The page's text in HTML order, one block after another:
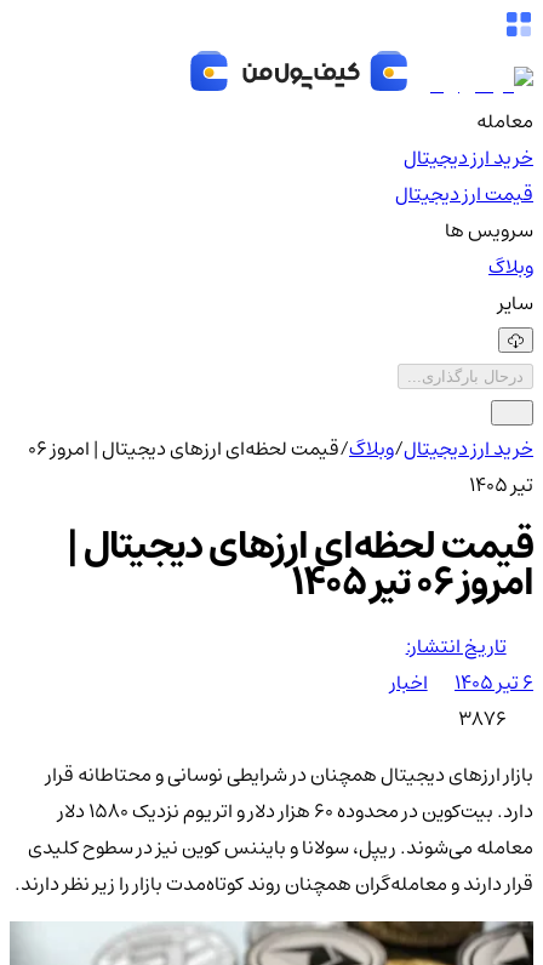
معامله
خرید ارز دیجیتال
قیمت ارز دیجیتال
سرویس ها
وبلاگ
سایر
درحال بارگذاری...
خرید ارز دیجیتال/وبلاگ/
قیمت لحظه‌ای ارزهای دیجیتال | امروز ۰۶
تیر 1405
قیمت لحظه‌ای ارزهای دیجیتال |
امروز ۰۶ تیر 1405
تاریخ انتشار:
۶ تیر ۱۴۰۵
اخبار
3876
بازار ارزهای دیجیتال همچنان در شرایطی نوسانی و محتاطانه قرار
دارد. بیت‌کوین در محدوده ۶۰ هزار دلار و اتریوم نزدیک ۱۵۸۰ دلار
معامله می‌شوند. ریپل، سولانا و بایننس کوین نیز در سطوح کلیدی
قرار دارند و معامله‌گران همچنان روند کوتاه‌مدت بازار را زیر نظر دارند.